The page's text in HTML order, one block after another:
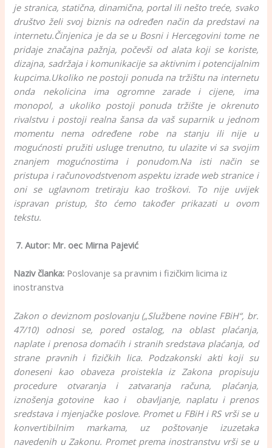
je stranica, statična, dinamična, portal ili nešto treće, svako
društvo želi svoj biznis na određen način da predstavi na
internetu.Činjenica je da se u Bosni i Hercegovini tome ne
pridaje značajna pažnja, počevši od alata koji se koriste,
dizajna, sadržaja i komunikacije sa aktivnim i potencijalnim
kupcima.Ukoliko ne postoji ponuda na tržištu na internetu
onda nekolicina ima ogromne zarade i cijene, ima
monopol, a ukoliko postoji ponuda tržište je okrenuto
rivalstvu i postoji realna šansa da vaš suparnik u jednom
momentu nema određene robe na stanju ili nije u
mogućnosti pružiti usluge trenutno, tu ulazite vi sa svojim
znanjem mogućnostima i ponudom.Na isti način se
pristupa i računovodstvenom aspektu izrade web stranice i
oni se uglavnom tretiraju kao troškovi. To nije uvijek
ispravan pristup, što ćemo također prikazati u ovom
tekstu.
7. Autor: Mr. oec Mirna Pajević
Naziv članka: Poslovanje sa pravnim i fizičkim licima iz
inostranstva
Zakon o deviznom poslovanju („Službene novine FBiH“, br.
47/10) odnosi se, pored ostalog, na oblast plaćanja,
naplate i prenosa domaćih i stranih sredstava plaćanja, od
strane pravnih i fizičkih lica. Podzakonski akti koji su
doneseni kao obaveza proistekla iz Zakona propisuju
procedure otvaranja i zatvaranja računa, plaćanja,
iznošenja gotovine kao i obavljanje, naplatu i prenos
sredstava i mjenjačke poslove. Promet u FBiH i RS vrši se u
konvertibilnim markama, uz poštovanje izuzetaka
navedenih u Zakonu. Promet prema inostranstvu vrši se u